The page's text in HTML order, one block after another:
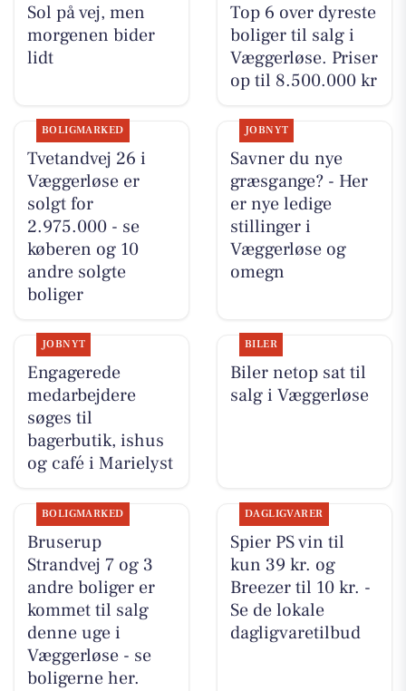
Sol på vej, men
morgenen bider
lidt
Top 6 over dyreste
boliger til salg i
Væggerløse. Priser
op til 8.500.000 kr
BOLIGMARKED
Tvetandvej 26 i
Væggerløse er
solgt for
2.975.000 - se
køberen og 10
andre solgte
boliger
JOBNYT
Savner du nye
græsgange? - Her
er nye ledige
stillinger i
Væggerløse og
omegn
JOBNYT
Engagerede
medarbejdere
søges til
bagerbutik, ishus
og café i Marielyst
BILER
Biler netop sat til
salg i Væggerløse
BOLIGMARKED
Bruserup
Strandvej 7 og 3
andre boliger er
kommet til salg
denne uge i
Væggerløse - se
boligerne her.
DAGLIGVARER
Spier PS vin til
kun 39 kr. og
Breezer til 10 kr. -
Se de lokale
dagligvaretilbud